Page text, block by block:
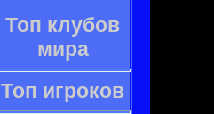
Топ клубов
мира
Топ игроков